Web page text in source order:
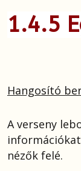
1.4.5
Hangosító
A verseny
nézők felé.